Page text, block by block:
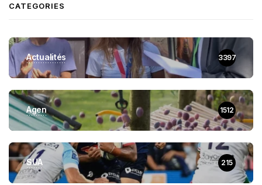
CATEGORIES
Actualités 3397
Agen 1512
SUA 215